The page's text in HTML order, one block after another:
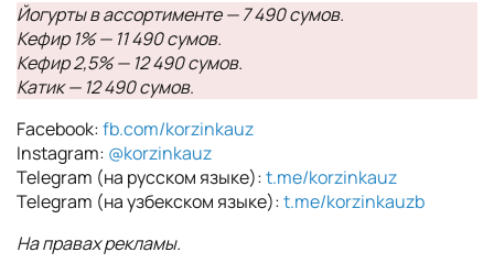
Йогурты в ассортименте — 7 490 сумов.
Кефир 1% — 11 490 сумов.
Кефир 2,5% — 12 490 сумов.
Катик — 12 490 сумов.
Facebook:fb.com/korzinkauz
Instagram: @korzinkauz
Telegram (на русском языке):t.me/korzinkauz
Telegram (на узбекском языке):t.me/korzinkauzb
На правах рекламы.